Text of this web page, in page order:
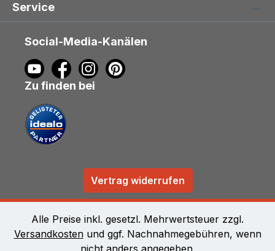
Service
Social-Media-Kanälen
Zu finden bei
Vertrag widerrufen
Alle Preise inkl. gesetzl. Mehrwertsteuer zzgl.
Versandkostenund ggf. Nachnahmegebühren, wenn